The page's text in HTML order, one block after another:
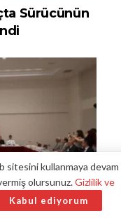
Sürücünün
sitesini kullanmaya devam
olursunuz.Gizlilik ve
Kabul ediyorum